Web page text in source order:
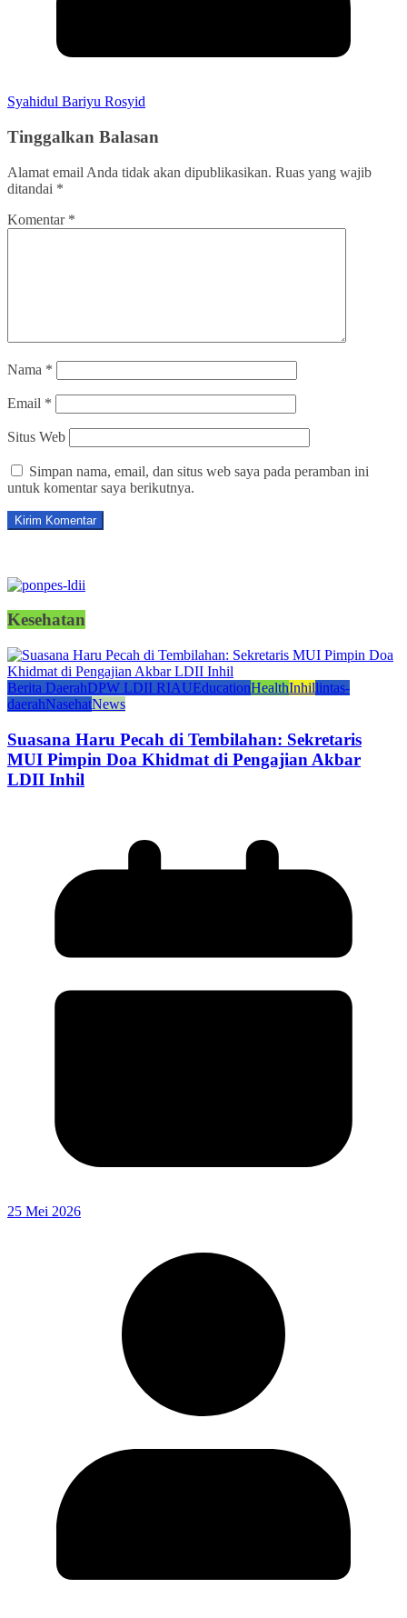
Syahidul Bariyu Rosyid
Tinggalkan Balasan
Alamat email Anda tidak akan dipublikasikan. Ruas yang wajib
ditandai *
Komentar *
Nama *
Email *
Situs Web
Simpan nama, email, dan situs web saya pada peramban ini
untuk komentar saya berikutnya.
Kesehatan
Berita DaerahDPW LDII RIAUEducationHealthInhillintas-
daerahNasehatNews
Suasana Haru Pecah di Tembilahan: Sekretaris
MUI Pimpin Doa Khidmat di Pengajian Akbar
LDII Inhil
25 Mei 2026